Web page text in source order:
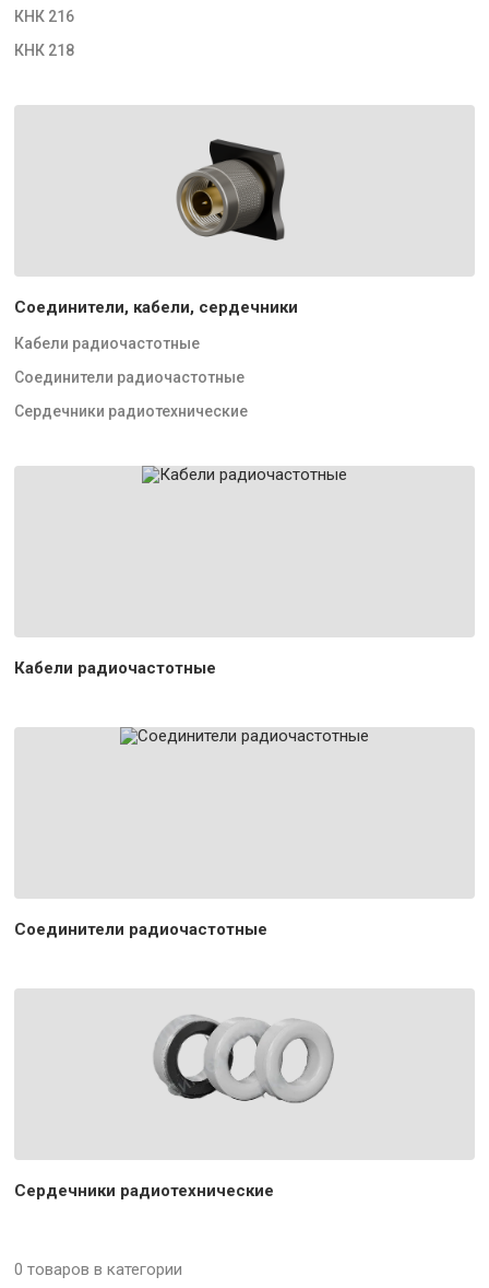
КНК 216
КНК 218
Соединители, кабели, сердечники
Кабели радиочастотные
Соединители радиочастотные
Сердечники радиотехнические
Кабели радиочастотные
Соединители радиочастотные
Сердечники радиотехнические
0 товаров в категории